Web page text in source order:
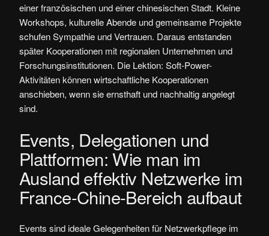
einer französischen und einer chinesischen Stadt. Kleine
Workshops, kulturelle Abende und gemeinsame Projekte
schufen Sympathie und Vertrauen. Daraus entstanden
später Kooperationen mit regionalen Unternehmen und
Forschungsinstitutionen. Die Lektion: Soft-Power-
Aktivitäten können wirtschaftliche Kooperationen
anschieben, wenn sie ernsthaft und nachhaltig angelegt
sind.
Events, Delegationen und
Plattformen: Wie man im
Ausland effektiv Netzwerke im
France-Chine-Bereich aufbaut
Events sind ideale Gelegenheiten für Netzwerkpflege im